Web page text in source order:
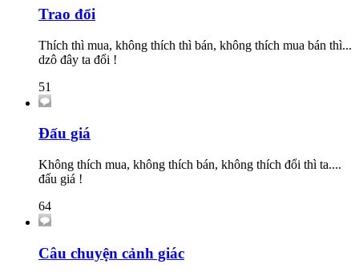
Trao đổi
Thích thì mua, không thích thì bán, không thích mua bán thì...
dzô đây ta đổi !
51
Đấu giá
Không thích mua, không thích bán, không thích đổi thì ta....
đấu giá !
64
Câu chuyện cảnh giác